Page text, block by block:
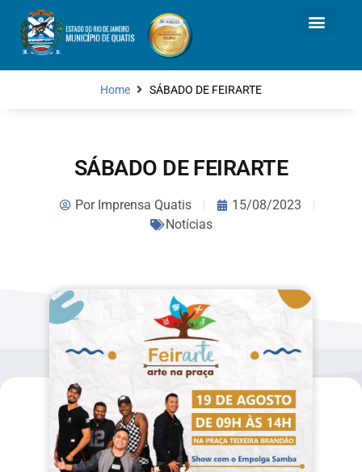
Home SÁBADO DE FEIRARTE
SÁBADO DE FEIRARTE
PorImprensa Quatis
15/08/2023
Notícias